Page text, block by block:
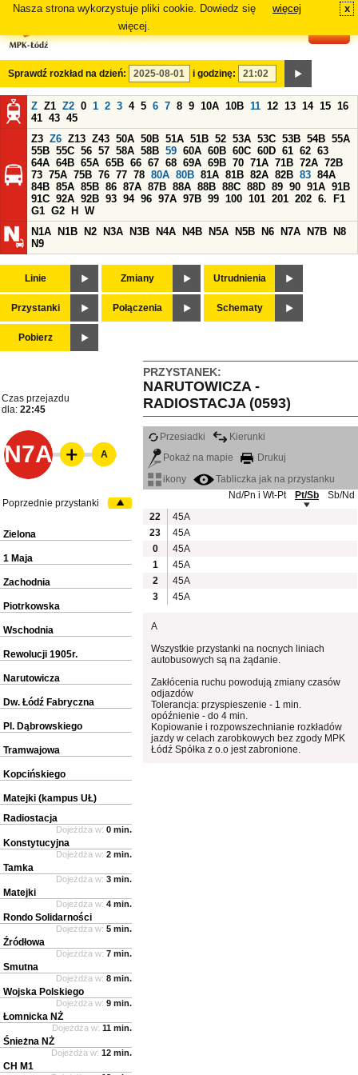
Nasza strona wykorzystuje pliki cookie. Dowiedz się
więcej.
więcej x
Sprawdź rozkład na dzień: i godzinę:
Z Z1 Z2 0 1 2 3 4 5 6 7 8 9 10A 10B 11 12 13 14 15 16
41 43 45
Z3 Z6 Z13 Z43 50A 50B 51A 51B 52 53A 53C 53B 54B 55A
55B 55C 56 57 58A 58B 59 60A 60B 60C 60D 61 62 63
64A 64B 65A 65B 66 67 68 69A 69B 70 71A 71B 72A 72B
73 75A 75B 76 77 78 80A 80B 81A 81B 82A 82B 83 84A
84B 85A 85B 86 87A 87B 88A 88B 88C 88D 89 90 91A 91B
91C 92A 92B 93 94 96 97A 97B 99 100 101 201 202 6.
F1
G1 G2 H
W
N1A
N1B N2 N3A N3B N4A N4B N5A N5B N6 N7A N7B
N8
N9
Linie Zmiany Utrudnienia
Przystanki Połączenia Schematy
Pobierz
PRZYSTANEK:
NARUTOWICZA -
RADIOSTACJA (0593)
Czas przejazdu
dla: 22:45
N7A
Przesiadki
Kierunki
Pokaż na mapie
Drukuj
ikony
Tabliczka jak na przystanku
Nd/Pn i Wt-Pt
Pt/Sb
Sb/Nd
22
45A
23
45A
0
45A
1
45A
2
45A
3
45A
A
Wszystkie przystanki na nocnych liniach
autobusowych są na żądanie.
Zakłócenia ruchu powodują zmiany czasów
odjazdów
Tolerancja: przyspieszenie - 1 min.
opóźnienie - do 4 min.
Kopiowanie i rozpowszechnianie rozkładów
jazdy w celach zarobkowych bez zgody MPK
Łódź Spółka z o.o jest zabronione.
A
Poprzednie przystanki
Zielona
1 Maja
Zachodnia
Piotrkowska
Wschodnia
Rewolucji 1905r.
Narutowicza
Dw. Łódź Fabryczna
Pl. Dąbrowskiego
Tramwajowa
Kopcińskiego
Matejki (kampus UŁ)
Radiostacja
Dojeżdża w: 0 min.
Konstytucyjna
Dojeżdża w: 2 min.
Tamka
Dojeżdża w: 3 min.
Matejki
Dojeżdża w: 4 min.
Rondo Solidarności
Dojeżdża w: 5 min.
Źródłowa
Dojeżdża w: 7 min.
Smutna
Dojeżdża w: 8 min.
Wojska Polskiego
Dojeżdża w: 9 min.
Łomnicka NŻ
Dojeżdża w: 11 min.
Śnieżna NŻ
Dojeżdża w: 12 min.
CH M1